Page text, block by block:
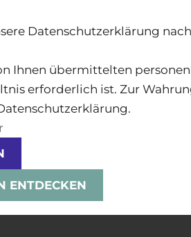
Datenschutzerklärung
Ihnen übermittelten
erforderlich ist. Zur
ENTDECKEN